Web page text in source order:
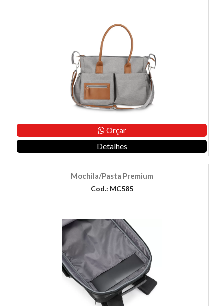
Orçar
Detalhes
Mochila/Pasta Premium
Cod.: MC585